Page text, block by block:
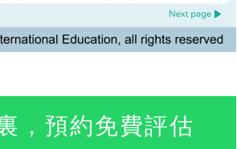
，預約免費評估